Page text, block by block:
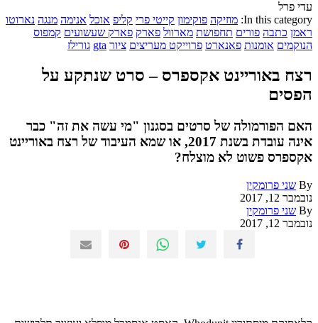
עדי פרל
In this category: מוזיקה פוקימון קייטי פרי קליפ אוכל אנימה מנגה נארוטו
ראמן כתבה פורים תחפושת מארוול פארק פארק שעשועים קמפוס
הנוקמים אומנות פאנארט פרוייקט מעריצים ציור gta גורילז
רצח באוריינט אקספרס – סרט שנתקע על
הפסים
האם הפורמולה של סרטים בסגנון "מי עשה את זה" כבר
אינה עובדת בשנת 2017, או שמא העיבוד של רצח באוריינט
אקספרס פשוט לא מוצלח?
By שני פרומקין
נובמבר 12, 2017
By שני פרומקין
נובמבר 12, 2017